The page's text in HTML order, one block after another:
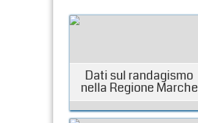
Dati sul randagismo
nella Regione Marche